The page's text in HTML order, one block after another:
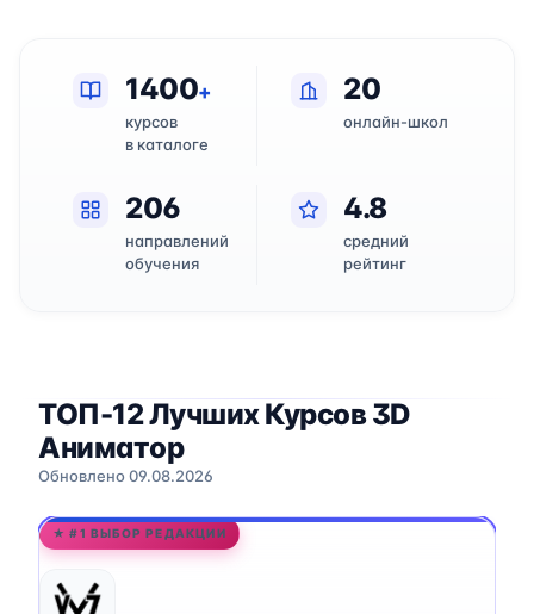
1400+
курсов
в каталоге
20
онлайн-школ
206
направлений
обучения
4.8
средний
рейтинг
ТОП-12 Лучших Курсов 3D
Аниматор
Обновлено 09.08.2026
★ #1 ВЫБОР РЕДАКЦИИ